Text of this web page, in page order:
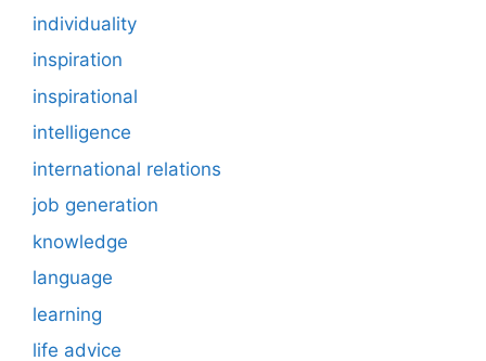
individuality
inspiration
inspirational
intelligence
international relations
job generation
knowledge
language
learning
life advice